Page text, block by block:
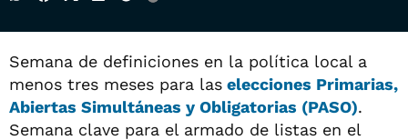
Semana de definiciones en la política local a
menos tres meses para las elecciones Primarias,
Abiertas Simultáneas y Obligatorias (PASO).
Semana clave para el armado de listas en el